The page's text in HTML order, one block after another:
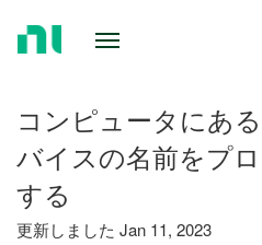
コンピュータにあ
バイスの名前をプ
する
更新しました Jan 11, 2023